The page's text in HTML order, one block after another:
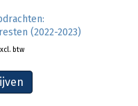
(2022-2023)
btw